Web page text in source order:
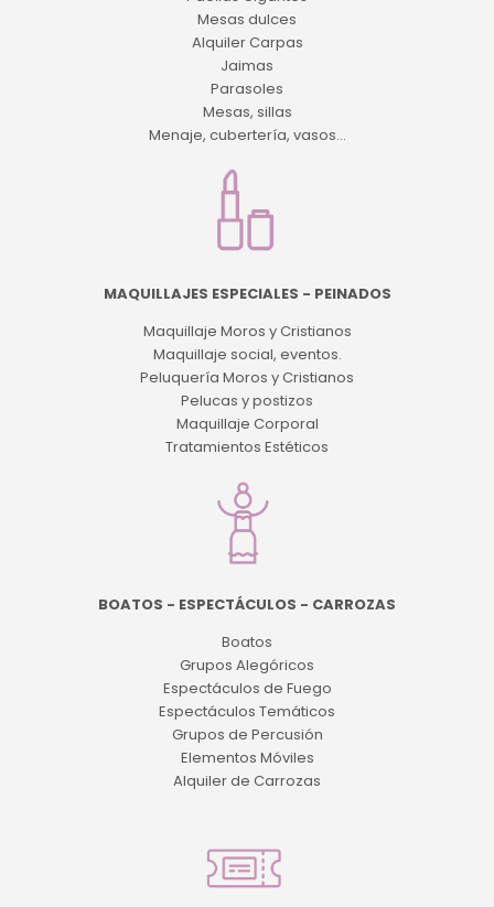
Mesas dulces
Alquiler Carpas
Jaimas
Parasoles
Mesas, sillas
Menaje, cubertería, vasos...
MAQUILLAJES ESPECIALES - PEINADOS
Maquillaje Moros y Cristianos
Maquillaje social, eventos.
Peluquería Moros y Cristianos
Pelucas y postizos
Maquillaje Corporal
Tratamientos Estéticos
BOATOS - ESPECTÁCULOS - CARROZAS
Boatos
Grupos Alegóricos
Espectáculos de Fuego
Espectáculos Temáticos
Grupos de Percusión
Elementos Móviles
Alquiler de Carrozas